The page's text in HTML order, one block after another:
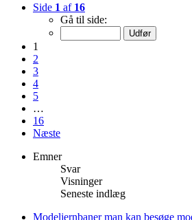
Side 1 af 16
Gå til side:
1
2
3
4
5
…
16
Næste
Emner
Svar
Visninger
Seneste indlæg
Modeljernbaner man kan besøge